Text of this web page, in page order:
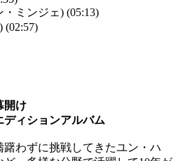
ミンジェ) (05:13)
(02:57)
開け
ィションアルバム
わずに挑戦してきたユン・ハ